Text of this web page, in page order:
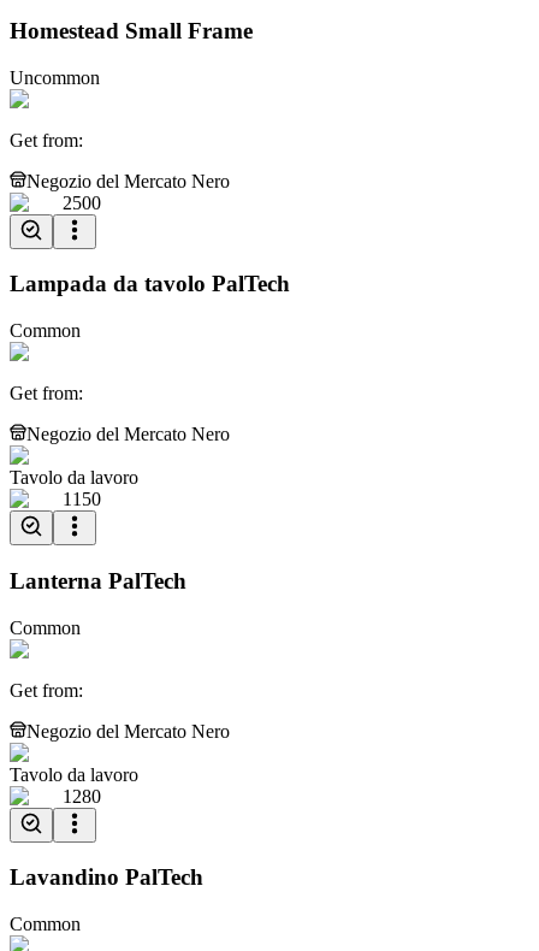
Homestead Small Frame
Uncommon
Get from:
Negozio del Mercato Nero
2500
Lampada da tavolo PalTech
Common
Get from:
Negozio del Mercato Nero
Tavolo da lavoro
1150
Lanterna PalTech
Common
Get from:
Negozio del Mercato Nero
Tavolo da lavoro
1280
Lavandino PalTech
Common